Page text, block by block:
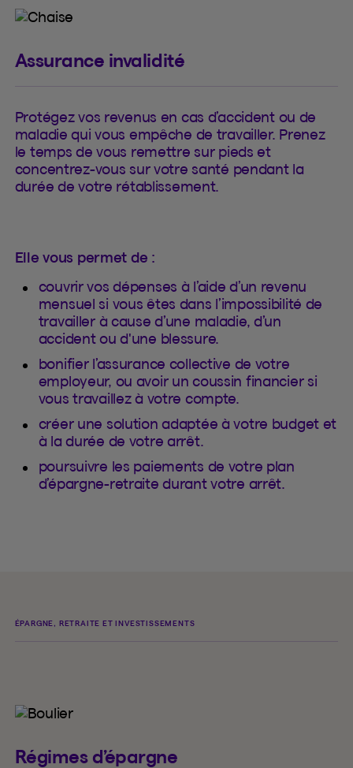
Assurance invalidité
Protégez vos revenus en cas d’accident ou de
maladie qui vous empêche de travailler. Prenez
le temps de vous remettre sur pieds et
concentrez-vous sur votre santé pendant la
durée de votre rétablissement.
Elle vous permet de :
couvrir vos dépenses à l’aide d’un revenu
mensuel si vous êtes dans l’impossibilité de
travailler à cause d’une maladie, d’un
accident ou d'une blessure.
bonifier l’assurance collective de votre
employeur, ou avoir un coussin financier si
vous travaillez à votre compte.
créer une solution adaptée à votre budget et
à la durée de votre arrêt.
poursuivre les paiements de votre plan
d’épargne-retraite durant votre arrêt.
ÉPARGNE, RETRAITE ET INVESTISSEMENTS
Régimes d’épargne